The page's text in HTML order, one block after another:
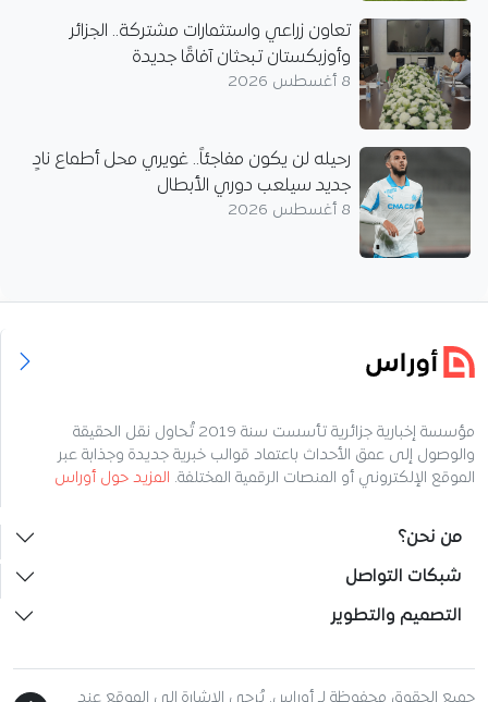
تعاون زراعي واستثمارات مشتركة.. الجزائر
وأوزبكستان تبحثان آفاقًا جديدة
8 أغسطس 2026
رحيله لن يكون مفاجئاً.. غويري محل أطماع نادٍ
جديد سيلعب دوري الأبطال
8 أغسطس 2026
مؤسسة إخبارية جزائرية تأسست سنة 2019 تُحاول نقل الحقيقة
والوصول إلى عمق الأحداث باعتماد قوالب خبرية جديدة وجذابة عبر
الموقع الإلكتروني أو المنصات الرقمية المختلفة. المزيد حول أوراس
من نحن؟
شبكات التواصل
التصميم والتطوير
جميع الحقوق محفوظة لـ أوراس. يُرجى الإشارة إلى الموقع عند